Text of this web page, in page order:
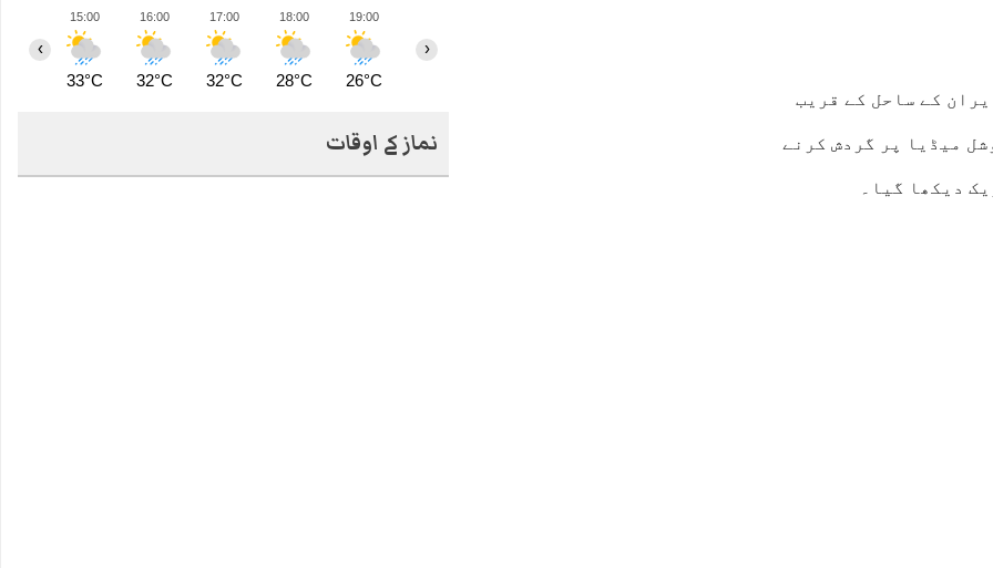
کے ساحل کے قریب
میڈیا پر گردش کرنے
دیکھا گیا۔
15:00
33°C
16:00
32°C
17:00
32°C
18:00
28°C
19:00
26°C
‹ ›
نماز کے اوقات